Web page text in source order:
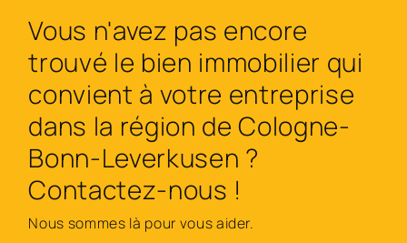
Vous n'avez pas encore
trouvé le bien immobilier qui
convient à votre entreprise
dans la région de Cologne-
Bonn-Leverkusen ?
Contactez-nous !
Nous sommes là pour vous aider.